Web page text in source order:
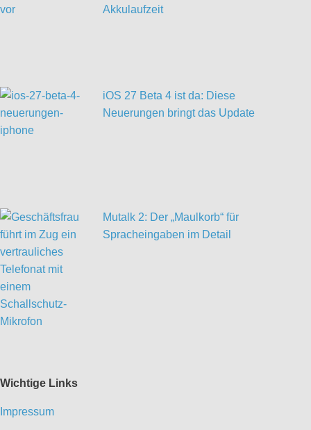
Akkulaufzeit
iOS 27 Beta 4 ist da: Diese
Neuerungen bringt das Update
Mutalk 2: Der „Maulkorb“ für
Spracheingaben im Detail
Wichtige Links
Impressum